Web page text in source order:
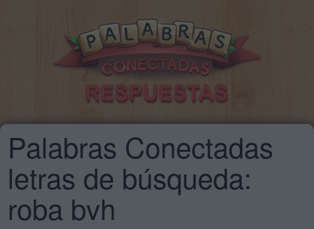
Palabras Conectadas
letras de búsqueda:
roba bvh